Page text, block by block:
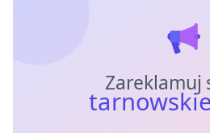
Zareklamuj